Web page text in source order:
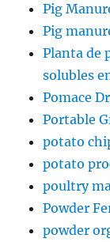
Pig
Pig
Planta de
solubles
Pomace
Portable
potato
potato
poultry
Powder
powder